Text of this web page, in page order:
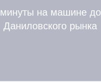
минуты на машине до
Даниловского рынка